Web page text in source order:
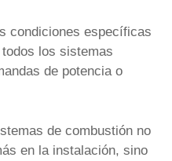
condiciones específicas
los sistemas
de potencia o
de combustión no
en la instalación, sino